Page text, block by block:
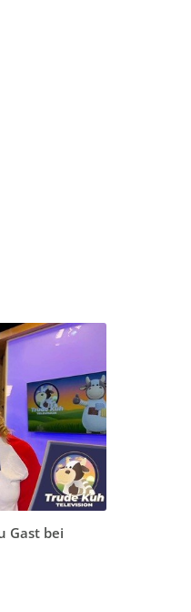
Gast bei